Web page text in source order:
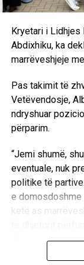
Kryetari i
Abdixhiku, ka
marrëveshjeje
Pas takimit të
Vetëvendosje,
ndryshuar
përparim.
“Jemi shumë,
eventuale, nuk
politike të
e domosdoshme
ketë as
Abdixhiku.